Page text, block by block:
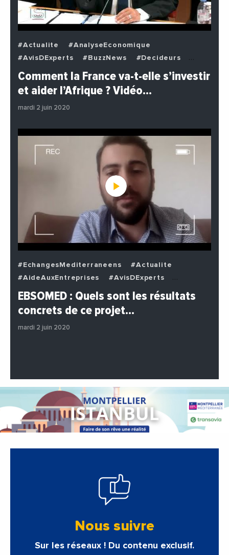
#Actualite
#AnalyseEconomique
#AvisDExperts
#BuzzNews
#Decideurs
#EchangesMediterraneens
#Economie
#Politique
Comment la France va-t-elle s’investir
et aider l’Afrique ? Vidéo…
mardi 2 juin 2020
#EchangesMediterraneens
#Actualite
#AideAuxEntreprises
#AvisDExperts
#BuzzNews
#Decideurs
#Entreprises
#Institutions
EBSOMED : Quels sont les résultats
concrets de ce projet…
mardi 2 juin 2020
Nous suivre
Sur les réseaux ! Du contenu exclusif.